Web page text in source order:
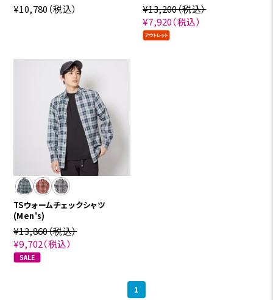
¥10,780 （税込） ¥13,200（税込）
¥7,920（税込）
TSウォームチェックシャツ
(Men's)
¥13,860（税込）
¥9,702（税込）
1